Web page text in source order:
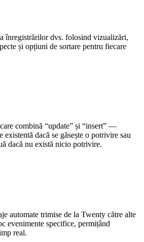
înregistrărilor dvs. folosind vizualizări,
și opțiuni de sortare pentru fiecare
combină “update” și “insert” —
existentă dacă se găsește o potrivire sau
dacă nu există nicio potrivire.
automate trimise de la Twenty către alte
evenimente specifice, permițând
real.